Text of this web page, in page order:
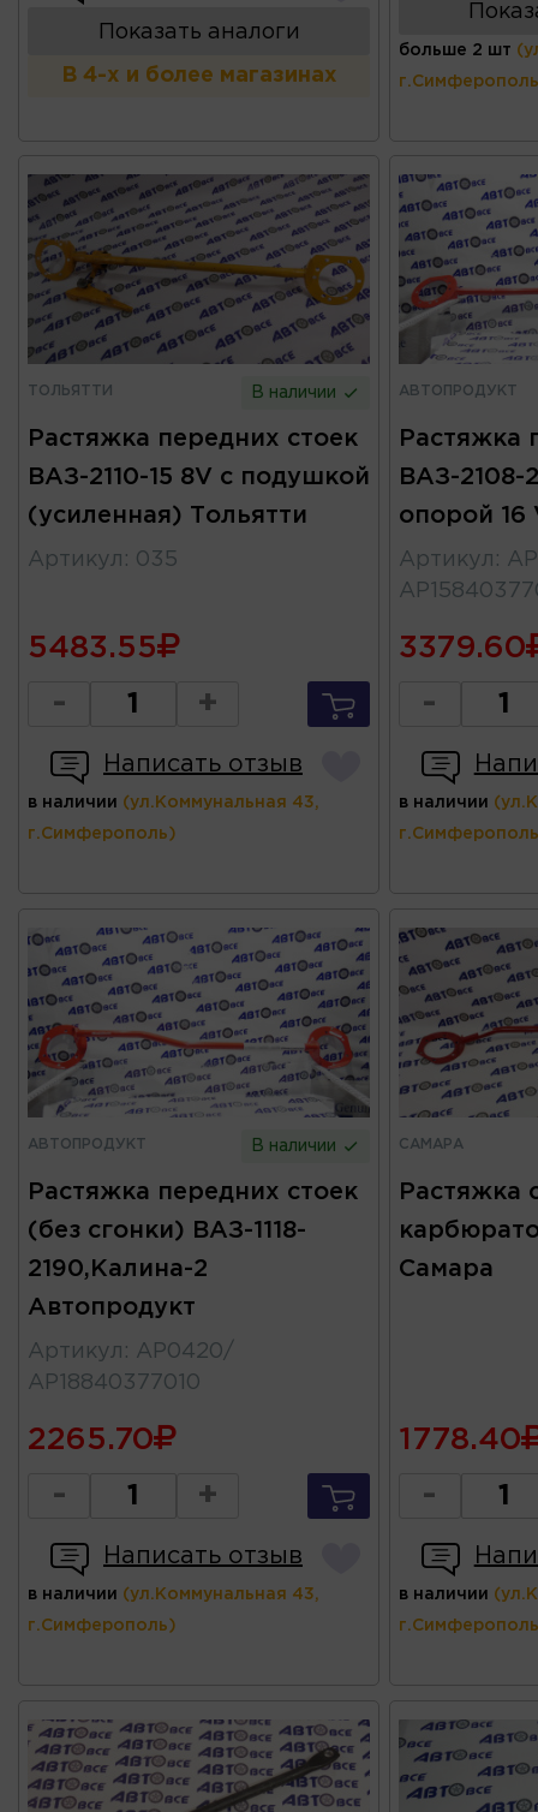
Показать аналоги
В 4-х и более магазинах
больше 2 шт
ТОЛЬЯТТИ В наличии
Растяжка передних стоек
ВАЗ-2110-15 8V с подушкой
(усиленная) Тольятти
Артикул : 035
5483.55
- +
Написать отзыв
в наличии (ул.Коммунальная 43,
г.Симферополь)
АВТОПРОДУКТ
Растяжка
ВАЗ-2108-
опорой 16
Артикул :
3379.60
-
в наличии
АВТОПРОДУКТ В наличии
Растяжка передних стоек
(без сгонки) ВАЗ-1118-
2190,Калина-2
Автопродукт
Артикул : АР0420/
АР18840377010
2265.70
- +
Написать отзыв
в наличии (ул.Коммунальная 43,
г.Симферополь)
САМАРА
Растяжка
Самара
1778.40
-
в наличии